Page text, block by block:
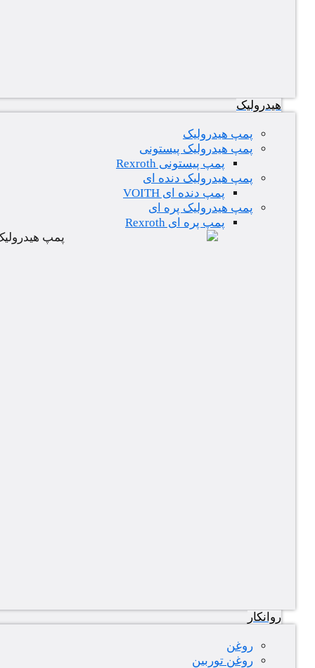
هیدرولیک
پمپ هیدرولیک
پمپ هیدرولیک پیستونی
پمپ پیستونی Rexroth
پمپ هیدرولیک دنده ای
پمپ دنده ای VOITH
پمپ هیدرولیک پره ای
پمپ پره ای Rexroth
روانکار
روغن
روغن توربین